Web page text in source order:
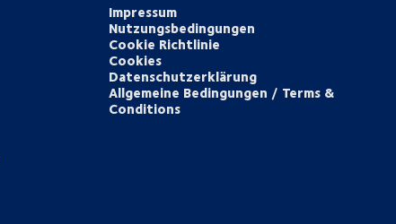
Impressum
Nutzungsbedingungen
Cookie Richtlinie
Cookies
Datenschutzerklärung
Allgemeine Bedingungen / Terms &
Conditions